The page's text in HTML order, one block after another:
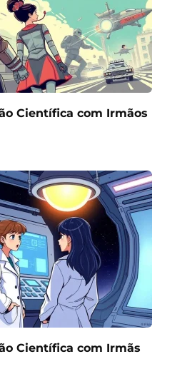
Científica com Irmãos
Científica com Irmãs